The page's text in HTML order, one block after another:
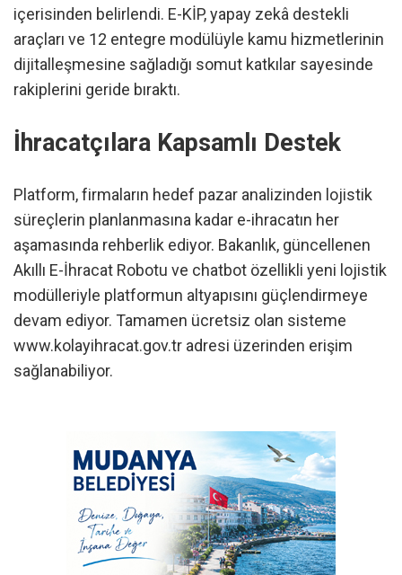
içerisinden belirlendi. E-KİP, yapay zekâ destekli
araçları ve 12 entegre modülüyle kamu hizmetlerinin
dijitalleşmesine sağladığı somut katkılar sayesinde
rakiplerini geride bıraktı.
İhracatçılara Kapsamlı Destek
Platform, firmaların hedef pazar analizinden lojistik
süreçlerin planlanmasına kadar e-ihracatın her
aşamasında rehberlik ediyor. Bakanlık, güncellenen
Akıllı E-İhracat Robotu ve chatbot özellikli yeni lojistik
modülleriyle platformun altyapısını güçlendirmeye
devam ediyor. Tamamen ücretsiz olan sisteme
www.kolayihracat.gov.tr adresi üzerinden erişim
sağlanabiliyor.